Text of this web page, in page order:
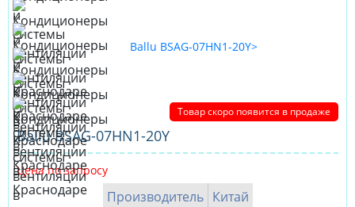
Товар скоро появится в продаже
Ballu BSAG-07HN1-20Y
Цена по запросу
Производитель Китай